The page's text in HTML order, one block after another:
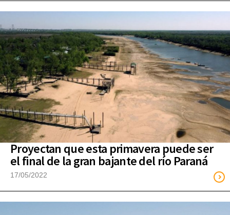
Proyectan que esta primavera puede ser
el final de la gran bajante del río Paraná
17/05/2022